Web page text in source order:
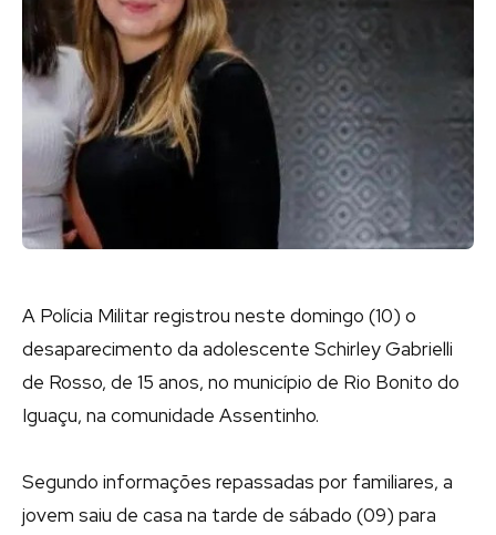
A Polícia Militar registrou neste domingo (10) o
desaparecimento da adolescente Schirley Gabrielli
de Rosso, de 15 anos, no município de Rio Bonito do
Iguaçu, na comunidade Assentinho.
Segundo informações repassadas por familiares, a
jovem saiu de casa na tarde de sábado (09) para